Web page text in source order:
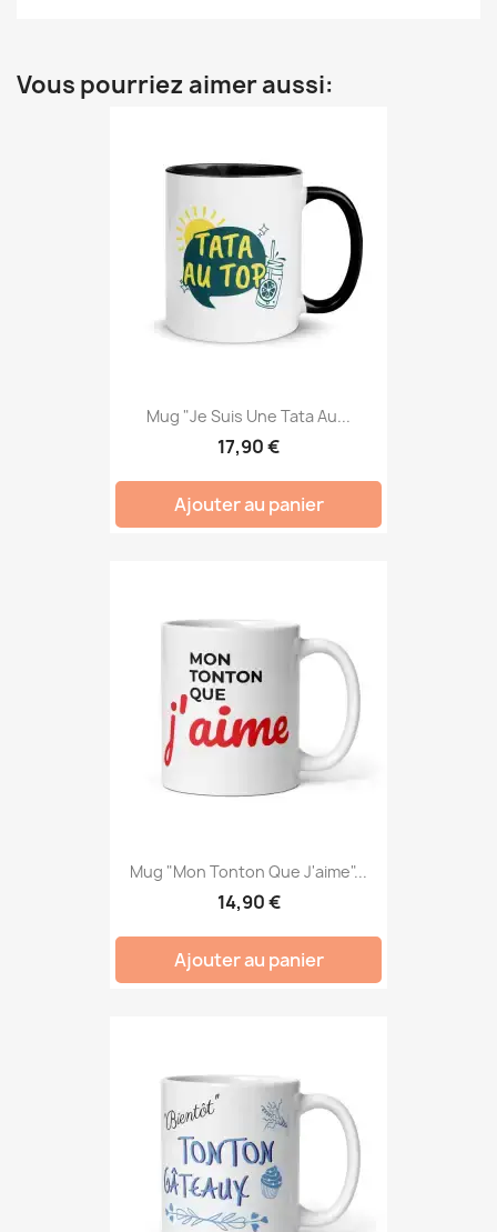
Vous pourriez aimer aussi:
Mug "Je Suis Une Tata Au...
17,90 €
Ajouter au panier
Mug "Mon Tonton Que J'aime"...
14,90 €
Ajouter au panier